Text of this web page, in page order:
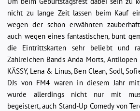
nicht zu lange Zeit lassen beim Kauf
wegen der schon erwähnten
auch wegen eines fantastischen, bunt
die Eintrittskarten sehr beliebt und
Zahlreichen Bands Anda Morts, Antilopen
KÄSSY, Lena & Linus, Ben Clean, Sodl,
DJs von FM4 waren in diesem Jahr
wurde allerdings nicht nur mit
begeistert, auch Stand-Up Comedy von